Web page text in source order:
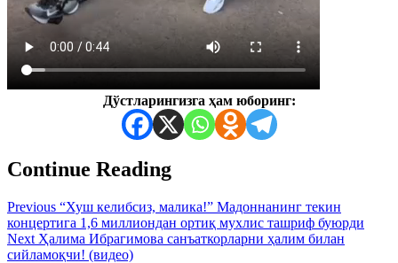
Дўстларингизга ҳам юборинг:
Continue Reading
Previous “Хуш келибсиз, малика!” Мадоннанинг текин
концертига 1,6 миллиондан ортиқ мухлис ташриф буюрди
Next Ҳалима Ибрагимова санъаткорларни ҳалим билан
сийламоқчи! (видео)